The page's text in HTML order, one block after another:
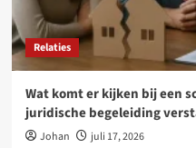
Relaties
Wat komt er kijken bij een
juridische begeleiding
Johan juli 17, 2026